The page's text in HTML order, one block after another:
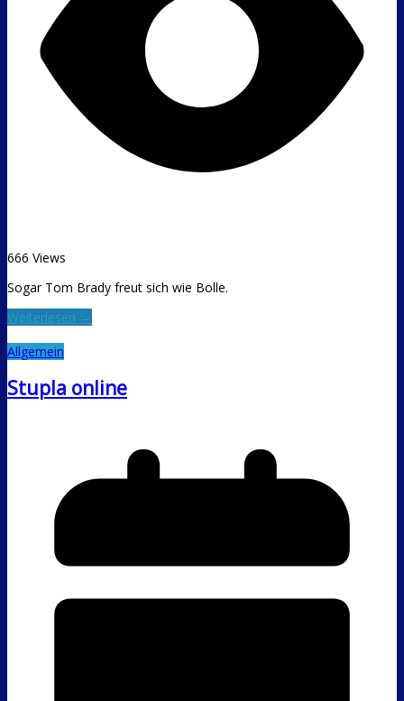
666 Views
Sogar Tom Brady freut sich wie Bolle.
Weiterlesen →
Allgemein
Stupla online